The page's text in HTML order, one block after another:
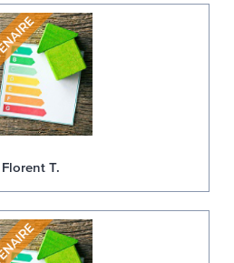
Florent T.